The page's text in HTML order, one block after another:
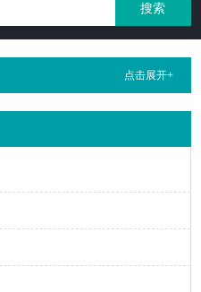
点击展开+